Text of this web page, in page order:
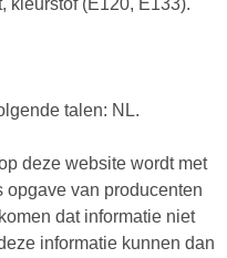
talen: NL.
deze website wordt met
van producenten
dat informatie niet
informatie kunnen dan